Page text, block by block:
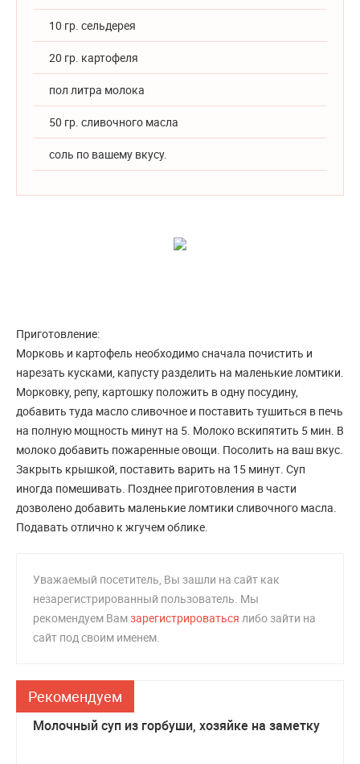
10 гр. сельдерея
20 гр. картофеля
пол литра молока
50 гр. сливочного масла
соль по вашему вкусу.
Приготовление:
Морковь и картофель необходимо сначала почистить и
нарезать кусками, капусту разделить на маленькие ломтики.
Морковку, репу, картошку положить в одну посудину,
добавить туда масло сливочное и поставить тушиться в печь
на полную мощность минут на 5. Молоко вскипятить 5 мин. В
молоко добавить пожаренные овощи. Посолить на ваш вкус.
Закрыть крышкой, поставить варить на 15 минут. Суп
иногда помешивать. Позднее приготовления в части
дозволено добавить маленькие ломтики сливочного масла.
Подавать отлично к жгучем облике.
Уважаемый посетитель, Вы зашли на сайт как
незарегистрированный пользователь. Мы
рекомендуем Вамзарегистрироваться либо зайти на
сайт под своим именем.
Рекомендуем
Первые блюда
Молочный суп из горбуши, хозяйке на заметку